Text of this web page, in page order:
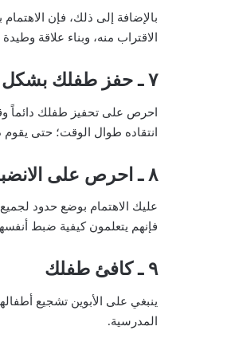
بالإضافة إلى ذلك، فإن
الاقتراب منه، وبناء علاقة
٧ ـ حفز طفلك بشكل دائم
احرص على تحفيز طفلك دائماً
انتقاده طوال الوقت؛ حتى يقوم
٨ ـ احرص على الانضباط في الأسرة
عليك الاهتمام بوضع حدود
فإنهم يتعلمون كيفية ضبط
٩ ـ كافئ طفلك
ينبغي على الأبوين تشجيع
المدرسية.